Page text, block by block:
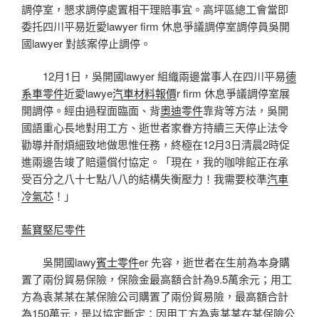
調停室，懇求調停處置相干理賠事宜。高坪區總工會當即
委托四川平易近愛lawyer firm 休息爭議調停室調停員吳開
國lawyer 對該案停止調停。
12月1日，吳開國lawyer 組織兩邊當事人在四川平易德
系車零件近愛lawye汽車材料報價r firm 休息爭議調停室展
開調停。經由過程面臨面、背奧迪零件靠背等方法，吳開
國語重心長地對用工方、逝世者家眷方持續三天停止法令
勸導并耐煩細致地做思惟任務，終極在12月3日清晨2時促
進兩邊告竣了賠還償付協定。「現在，我的咖啡館正在承
受百分之八十七點八八的結構失衡壓力！我需要校準汽車
冷氣芯 ！」
藍寶堅尼零件
吳開國lawy賓士零件er 先容，逝世者在生前為本身購
置了兩份貿易保險，保險金最高額合計為9.5萬余元；用工
方為袁某某在某保險公司購置了兩份貿易險，最高額合計
為150萬元，是以協定斷定：因用工方為袁某某在某保險公